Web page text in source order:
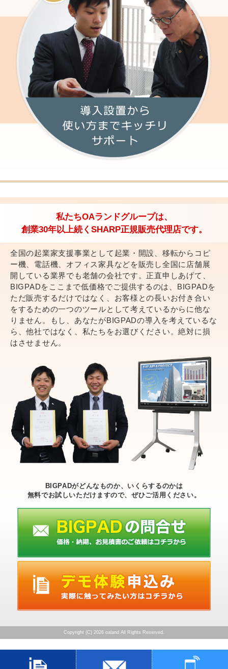
私たちOAランドグループは、
創業30年以上続くSHARP正規販売代理店です。
全国の起業家支援事業として起業・開設、移転からコピ
ー機、電話機、オフィス家具などを販売し全国に店舗展
開している業界でも老舗の会社です。正直申しあげて、
BIGPADをここまで低価格でご提供するのは、BIGPADを
ただ販売するだけではなく、お客様との長いお付き合い
をするための一つのツールとして考えているからに他な
りません。もし、あなたがBIGPADの導入を考えているな
ら、他社ではなく、私たちをお選びください。絶対に損
はさせません。
BIGPADがどんなものか、いくらするのかは
無料でお試しいただけますので、ぜひご活用ください。
Copyright (C) 2026 oaland All Rights Reserved.